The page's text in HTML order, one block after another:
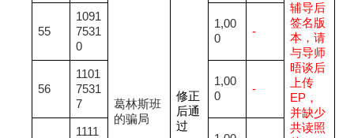
葛林斯班
的骗局
修正
后通
过
辅导后
签名版
本，请
与导师
晤谈后
上传
EP，
并缺少
共读照
55
1091
7531
0
1,00
0
-
56
1101
7531
7
1,00
0
-
1111